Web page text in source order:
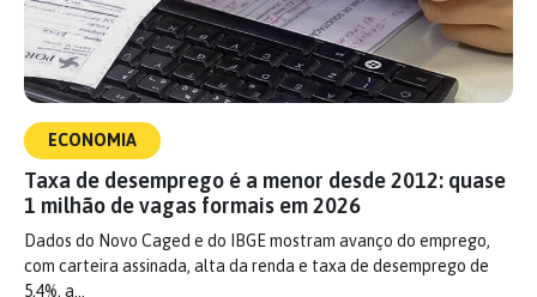
ECONOMIA
Taxa de desemprego é a menor desde 2012: quase
1 milhão de vagas formais em 2026
Dados do Novo Caged e do IBGE mostram avanço do emprego,
com carteira assinada, alta da renda e taxa de desemprego de
5,4%, a…